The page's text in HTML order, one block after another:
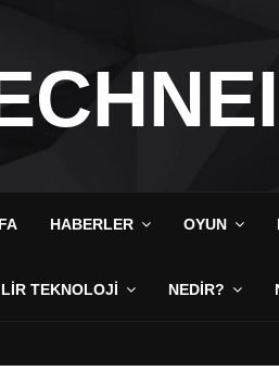
HABERLER OYUN
TEKNOLOJI NEDIR?